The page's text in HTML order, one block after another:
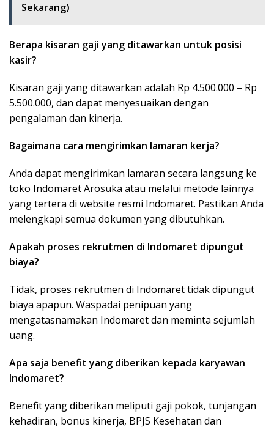
Sekarang)
Berapa kisaran gaji yang ditawarkan untuk posisi
kasir?
Kisaran gaji yang ditawarkan adalah Rp 4.500.000 – Rp
5.500.000, dan dapat menyesuaikan dengan
pengalaman dan kinerja.
Bagaimana cara mengirimkan lamaran kerja?
Anda dapat mengirimkan lamaran secara langsung ke
toko Indomaret Arosuka atau melalui metode lainnya
yang tertera di website resmi Indomaret. Pastikan Anda
melengkapi semua dokumen yang dibutuhkan.
Apakah proses rekrutmen di Indomaret dipungut
biaya?
Tidak, proses rekrutmen di Indomaret tidak dipungut
biaya apapun. Waspadai penipuan yang
mengatasnamakan Indomaret dan meminta sejumlah
uang.
Apa saja benefit yang diberikan kepada karyawan
Indomaret?
Benefit yang diberikan meliputi gaji pokok, tunjangan
kehadiran, bonus kinerja, BPJS Kesehatan dan